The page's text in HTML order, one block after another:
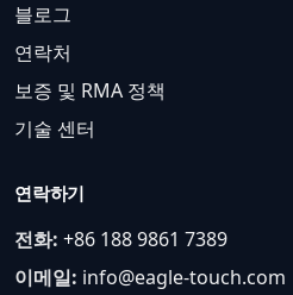
블로그
연락처
보증 및 RMA 정책
기술 센터
연락하기
전화: +86 188 9861 7389
이메일: info@eagle-touch.com